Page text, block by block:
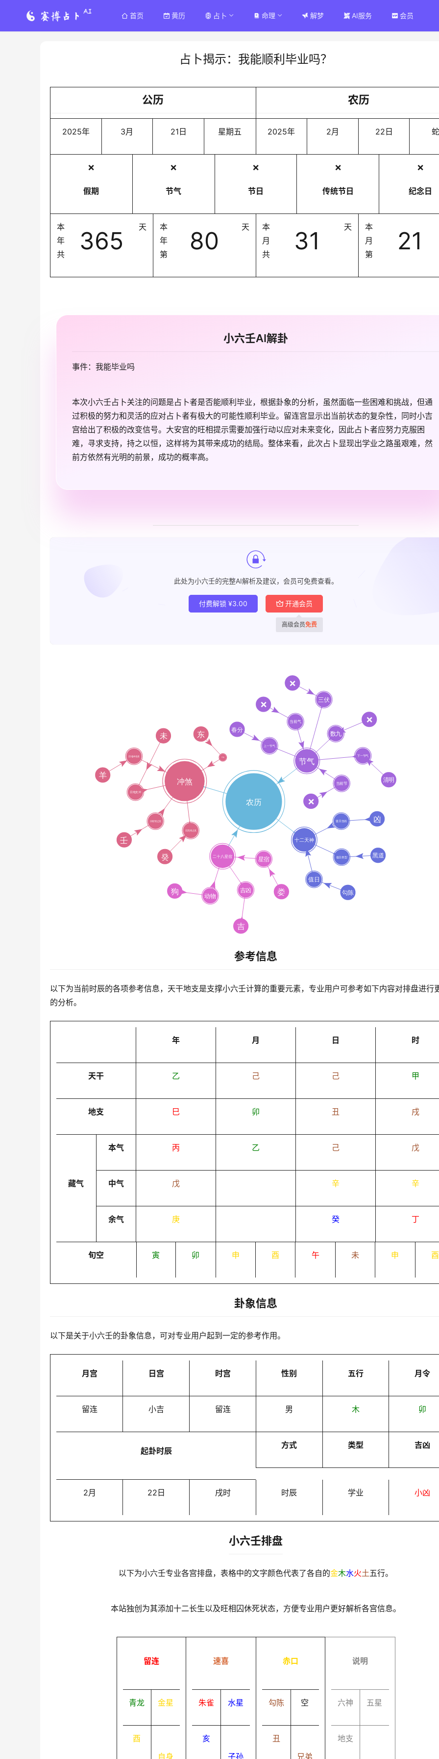
首页 黄历 占卜 命理 解梦 AI服务 会员
占卜揭示：我能顺利毕业吗？
公历
2025年 3月 21日 星期五
农历
2025年 2月 22日 蛇
❌
假期
❌
节气
❌
节日
❌
传统节日
❌
纪念日
本
年
共
365 天
本
年
第
80 天
本
月
共
31 天
本
月
第
21
小六壬AI解卦
事件：我能毕业吗
本次小六壬占卜关注的问题是占卜者是否能顺利毕业，根据卦象的分析，虽然面临一些困难和挑战，但通
过积极的努力和灵活的应对占卜者有极大的可能性顺利毕业。留连宫显示出当前状态的复杂性，同时小吉
宫给出了积极的改变信号。大安宫的旺相提示需要加强行动以应对未来变化，因此占卜者应努力克服困
难，寻求支持，持之以恒，这样将为其带来成功的结局。整体来看，此次占卜显现出学业之路虽艰难，然
前方依然有光明的前景，成功的概率高。
此处为小六壬的完整AI解析及建议，会员可免费查看。
付费解锁 ¥3.00 开通会员
高级会员免费
参考信息
以下为当前时辰的各项参考信息，天干地支是支撑小六壬计算的重要元素，专业用户可参考如下内容对排盘进行
的分析。
年 月 日 时
天干 乙 己 己 甲
地支 巳 卯 丑 戌
本气 丙 乙 己 戊
藏气 中气 戊 辛 辛
余气 庚 癸 丁
旬空 寅 卯 申 酉 午 未 申 酉
卦象信息
以下是关于小六壬的卦象信息，可对专业用户起到一定的参考作用。
月宫 日宫 时宫 性别 五行 月令
留连 小吉 留连 男 木 卯
起卦时辰
方式 类型 吉凶
2月 22日 戌时 时辰 学业 小凶
小六壬排盘
以下为小六壬专业各宫排盘，表格中的文字颜色代表了各自的金木水火土五行。
本站独创为其添加十二长生以及旺相囚休死状态，方便专业用户更好解析各宫信息。
留连
青龙 金星
酉
自身
速喜
朱雀 水星
亥
子孙
赤口
勾陈 空
丑
兄弟
说明
六神 五星
地支